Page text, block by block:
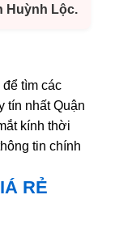
Huỳnh Lộc.
tìm các
tín nhất Quận
kính thời
tin chính
RẺ